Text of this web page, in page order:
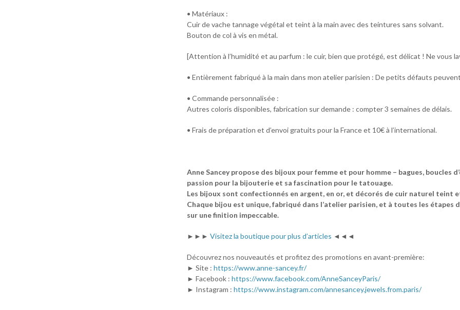
• Matériaux :
Cuir de vache tannage végétal et teint à la main avec des teintures sans solvant.
Bouton de col à vis en métal.
[Attention à l’humidité et au parfum : le cuir, bien que protégé, est délicat ! Ne vous
• Entièrement fabriqué à la main dans mon atelier parisien : De petits défauts
• Commande personnalisée :
Autres coloris disponibles, fabrication sur demande : compter 3 semaines de délais.
• Frais de préparation et d’envoi gratuits pour la France et 10€ à l’international.
Anne Sancey propose des bijoux pour femme et pour homme – bagues, boucles
passion pour la bijouterie et sa fascination pour le tatouage.
Les bijoux sont confectionnés en argent, en or, et décorés de cuir naturel teint
Chaque bijou est unique, fabriqué dans l’atelier parisien, et à toutes les
sur une finition impeccable.
►►► Visitez la boutique pour plus d’articles ◄◄◄
Découvrez nos nouveautés et profitez des promotions en avant-première:
► Site : https://www.anne-sancey.fr/
► Facebook : https://www.facebook.com/AnneSanceyParis/
► Instagram : https://www.instagram.com/annesancey.jewels.from.paris/